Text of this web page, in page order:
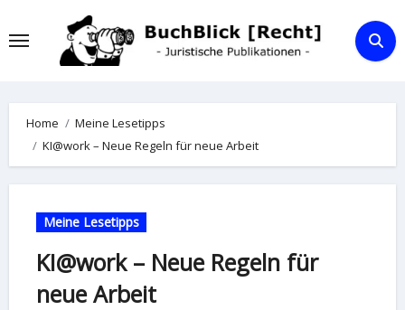
to
Home
Meine Lesetipps
KI@work – Neue Regeln für neue Arbeit
Meine Lesetipps
KI@work – Neue Regeln für
neue Arbeit